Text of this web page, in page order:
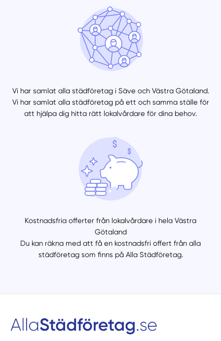
Vi har samlat alla städföretag i Säve och Västra Götaland.
Vi har samlat alla städföretag på ett och samma ställe för
att hjälpa dig hitta rätt lokalvårdare för dina behov.
Kostnadsfria offerter från lokalvårdare i hela Västra
Götaland
Du kan räkna med att få en kostnadsfri offert från alla
städföretag som finns på Alla Städföretag.